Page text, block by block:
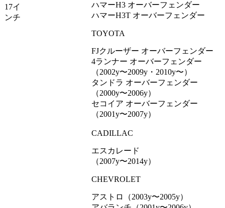
17イ
ンチ
ハマーH3 オーバーフェンダー
ハマーH3T オーバーフェンダー
TOYOTA
FJクルーザー オーバーフェンダー
4ランナー オーバーフェンダー
（2002y〜2009y・2010y〜）
タンドラ オーバーフェンダー
（2000y〜2006y）
セコイア オーバーフェンダー
（2001y〜2007y）
CADILLAC
エスカレード
（2007y〜2014y）
CHEVROLET
アストロ（2003y〜2005y）